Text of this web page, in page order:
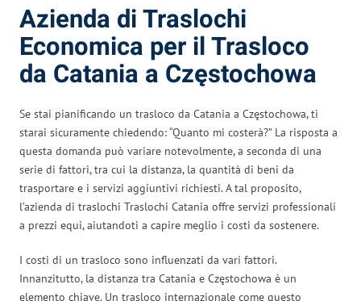
Azienda di Traslochi
Economica per il Trasloco
da Catania a Częstochowa
Se stai pianificando un trasloco da Catania a Częstochowa, ti
starai sicuramente chiedendo: “Quanto mi costerà?” La risposta a
questa domanda può variare notevolmente, a seconda di una
serie di fattori, tra cui la distanza, la quantità di beni da
trasportare e i servizi aggiuntivi richiesti. A tal proposito,
l’azienda di traslochi Traslochi Catania offre servizi professionali
a prezzi equi, aiutandoti a capire meglio i costi da sostenere.
I costi di un trasloco sono influenzati da vari fattori.
Innanzitutto, la distanza tra Catania e Częstochowa è un
elemento chiave. Un trasloco internazionale come questo